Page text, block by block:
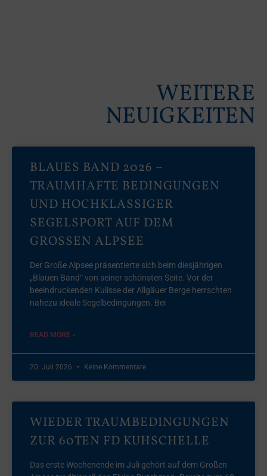
WEITERE
NEUIGKEITEN
BLAUES BAND 2026 –
TRAUMHAFTE BEDINGUNGEN
UND HOCHKLASSIGER
SEGELSPORT AUF DEM
GROSSEN ALPSEE
Der Große Alpsee präsentierte sich beim diesjährigen
„Blauen Band“ von seiner schönsten Seite. Vor der
beeindruckenden Kulisse der Allgäuer Berge herrschten
nahezu ideale Segelbedingungen. Bei
READ MORE »
20. Juli 2026 Keine Kommentare
WIEDER TRAUMBEDINGUNGEN
ZUR 60TEN FD KUHSCHELLE
Das erste Wochenende im Juli gehört auf dem Großen